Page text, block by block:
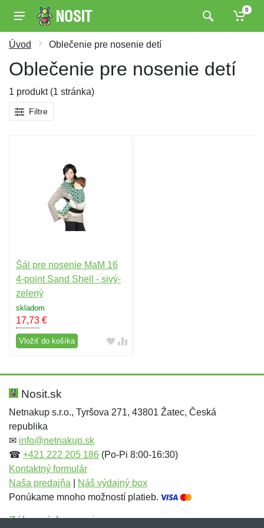
0
Úvod Oblečenie pre nosenie detí
Oblečenie pre nosenie detí
1 produkt (1 stránka)
Filtre
Šál pre nosenie MaM 16
4-point Sand Shell - sivý-
zelený
skladom
17,73 €
Vložiť do košíka
Nosit.sk
Netnakup s.r.o., Tyršova 271, 43801 Žatec, Česká
republika
✉ info@netnakup.sk
☎ +421 222 205 186 (Po-Pi 8:00-16:30)
Kontaktný formulár
Naša predajňa
Náš výdajný box
Ponúkame mnoho možností platieb.
Zákaznícky servis